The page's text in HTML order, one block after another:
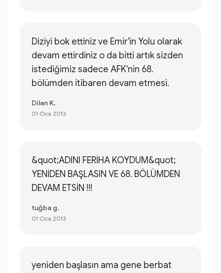
Diziyi bok ettiniz ve Emir'in Yolu olarak
devam ettirdiniz o da bitti artık sizden
istediğimiz sadece AFK'nin 68.
bölümden itibaren devam etmesi.
Dilan K.
01 Oca 2013
&quot;ADINI FERİHA KOYDUM&quot;
YENİDEN BAŞLASIN VE 68. BÖLÜMDEN
DEVAM ETSİN !!!
tuğba g.
01 Oca 2013
yeniden başlasın ama gene berbat